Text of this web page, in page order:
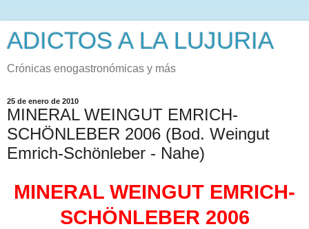
ADICTOS A LA LUJURIA
Crónicas enogastronómicas y más
25 de enero de 2010
MINERAL WEINGUT EMRICH-
SCHÖNLEBER 2006 (Bod. Weingut
Emrich-Schönleber - Nahe)
MINERAL WEINGUT EMRICH-
SCHÖNLEBER 2006